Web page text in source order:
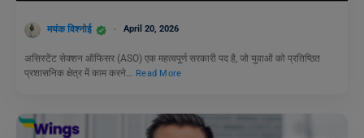
मयंक विश्नोई April 20, 2026
असिस्टेंट सेक्शन ऑफिसर (ASO) एक महत्वपूर्ण सरकारी पद है, जो युवाओं को प्रतिष्ठित
प्रशासनिक क्षेत्र में काम करने… Read More